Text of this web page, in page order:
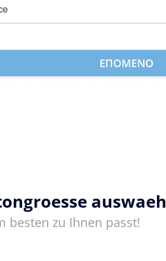
besten zu Ihnen passt!